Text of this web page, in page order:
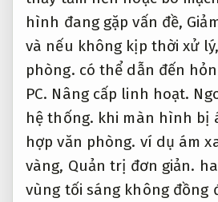
hình đang gặp vấn đề,
và nếu không kịp thời xử lý,
phòng. có thể dẫn đến
PC. Nâng cấp linh hoạt.
hệ thống. khi màn hình bị
hợp văn phòng. ví dụ ám
vàng, Quản trị đơn giản.
vùng tối sáng không đồng